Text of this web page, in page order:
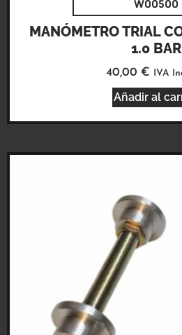
W00500
MANÓMETRO TRIAL
1.0 BAR
40,00 € IVA
Añadir al